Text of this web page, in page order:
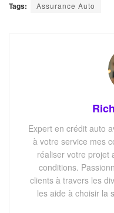
Tags: Assurance Auto
Expert en crédit auto
à votre service mes
réaliser votre projet
conditions.
clients à travers les
les aide à choisir la